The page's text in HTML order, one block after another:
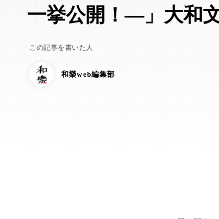
一挙公開！―」大和
この記事を書いた人
和樂web編集部